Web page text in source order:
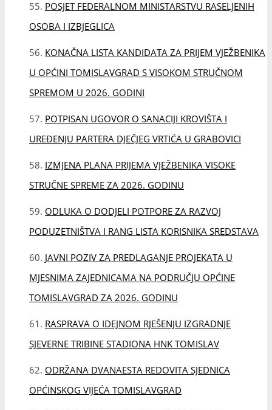
IZMJENA PLANA PRIJEMA VJEŽBENIKA VISOKE
STRUČNE SPREME ZA 2026. GODINU
ODLUKA O DODJELI POTPORE ZA RAZVOJ
PODUZETNIŠTVA I RANG LISTA KORISNIKA SREDSTAVA
MJESNIMA ZAJEDNICAMA NA PODRUČJU OPĆINE
TOMISLAVGRAD ZA 2026. GODINU
RASPRAVA O IDEJNOM RJEŠENJU IZGRADNJE
SJEVERNE TRIBINE STADIONA HNK TOMISLAV
ODRŽANA DVANAESTA REDOVITA SJEDNICA
OPĆINSKOG VIJEĆA TOMISLAVGRAD
NAJAVA: DVANAESTA REDOVITA SJEDNICA
OPĆINSKOG VIJEĆA TOMISLAVGRAD
PLAN UPISA U PRVI RAZRED DEVETOGODIŠNJEG